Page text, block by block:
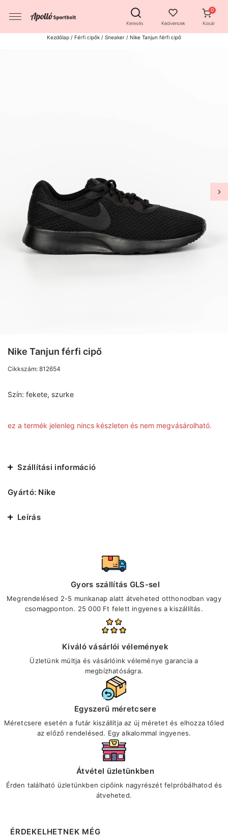
Keresés Kedvencek Kosár
Kezdőlap / Férfi cipők / Sneaker / Nike Tanjun férfi cipő
Nike Tanjun férfi cipő
Cikkszám: 812654
Szín: fekete, szurke
ez a termék jelenleg nincs készleten és nem megvásárolható.
Szállítási információ
Gyártó: Nike
Leírás
Gyors szállítás GLS-sel
Megrendelésed 2-5 munkanap alatt átveheted otthonodban vagy
csomagponton. 25 000 Ft felett ingyenes a kiszállítás.
Kiváló vásárlói vélemények
Üzletünk múltja és vásárlóink véleménye garancia a
megbízhatóságra.
Egyszerű méretcsere
Méretcsere esetén a futár kiszállítja az új méretet és elhozza tőled
az előző rendelésed. Egy alkalommal ingyenes.
Átvétel üzletünkben
Érden található üzletünkben cipőink nagyrészét felpróbálhatod és
átveheted.
ÉRDEKELHETNEK MÉG